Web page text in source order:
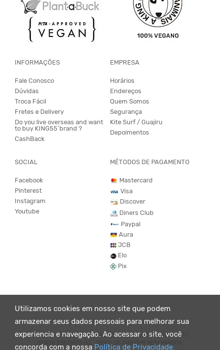
Utilizamos cookies em nosso site que podem
armazenar seus dados pessoais para melhorar sua
experiencia e navegação. Ao acessar o site, você
concorda com a nossa Política de Privacidade
INFORMAÇÕES
Fale Conosco
Dúvidas
Troca Fácil
Fretes e Delivery
Do you live overseas and want
to buy KING55´brand ?
CashBack
EMPRESA
Horários
Endereços
Quem Somos
Segurança
Kite Surf / Guajiru
Depoimentos
SOCIAL
Facebook
Pinterest
Instagram
Youtube
MÉTODOS DE PAGAMENTO
Mastercard
Visa
Discover
Diners Club
Paypal
Aura
JCB
Elo
Pix
© KING55 - LOJA DE ROUPAS VEGANO E SUSTENTÁVEL. CNPJ:
07.438.330/0001-02 . TODOS OS DIREITOS RESERVADOS.